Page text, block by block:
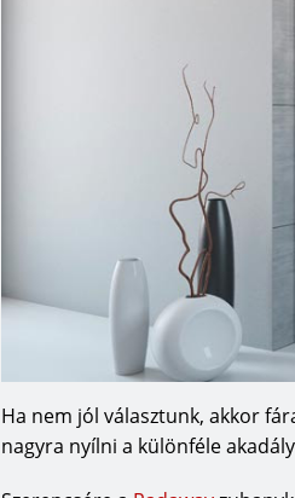
Ha nem jól választunk, akkor
nagyra nyílni a különféle